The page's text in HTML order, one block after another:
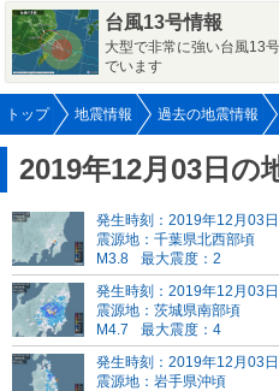
台風13号情報
大型で非常に強い台風13
でいます
トップ 地震情報 過去の地震情報
2019年12月03日の
発生時刻：2019年12月03
震源地：千葉県北西部頃
M3.8
最大震度：2
発生時刻：2019年12月03
震源地：茨城県南部頃
M4.7
最大震度：4
発生時刻：2019年12月03
震源地：岩手県沖頃